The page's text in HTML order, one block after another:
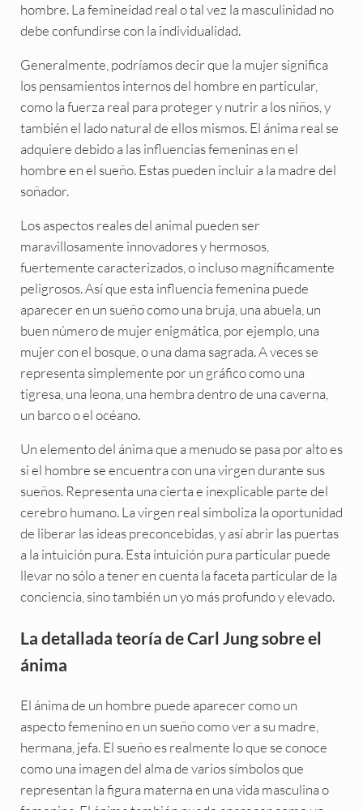
hombre. La femineidad real o tal vez la masculinidad no
debe confundirse con la individualidad.
Generalmente, podríamos decir que la mujer significa
los pensamientos internos del hombre en particular,
como la fuerza real para proteger y nutrir a los niños, y
también el lado natural de ellos mismos. El ánima real se
adquiere debido a las influencias femeninas en el
hombre en el sueño. Estas pueden incluir a la madre del
soñador.
Los aspectos reales del animal pueden ser
maravillosamente innovadores y hermosos,
fuertemente caracterizados, o incluso magníficamente
peligrosos. Así que esta influencia femenina puede
aparecer en un sueño como una bruja, una abuela, un
buen número de mujer enigmática, por ejemplo, una
mujer con el bosque, o una dama sagrada. A veces se
representa simplemente por un gráfico como una
tigresa, una leona, una hembra dentro de una caverna,
un barco o el océano.
Un elemento del ánima que a menudo se pasa por alto es
si el hombre se encuentra con una virgen durante sus
sueños. Representa una cierta e inexplicable parte del
cerebro humano. La virgen real simboliza la oportunidad
de liberar las ideas preconcebidas, y así abrir las puertas
a la intuición pura. Esta intuición pura particular puede
llevar no sólo a tener en cuenta la faceta particular de la
conciencia, sino también un yo más profundo y elevado.
La detallada teoría de Carl Jung sobre el
ánima
El ánima de un hombre puede aparecer como un
aspecto femenino en un sueño como ver a su madre,
hermana, jefa. El sueño es realmente lo que se conoce
como una imagen del alma de varios símbolos que
representan la figura materna en una vida masculina o